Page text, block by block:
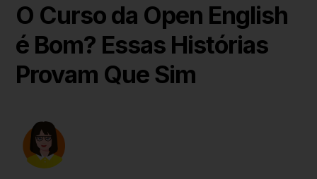
O Curso da Open English
é Bom? Essas Histórias
Provam Que Sim